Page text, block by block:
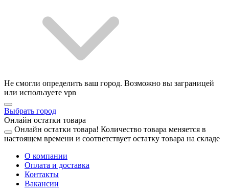
Не смогли определить ваш город. Возможно вы заграницей
или используете vpn
Выбрать город
Онлайн остатки товара
Онлайн остатки товара! Количество товара меняется в
настоящем времени и соответствует остатку товара на складе
О компании
Оплата и доставка
Контакты
Вакансии